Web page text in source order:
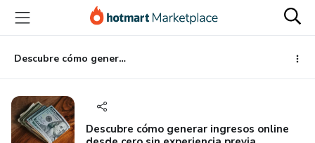
principal
página
de
página
Descubre cómo generar ingresos online desde cero sin experiencia previa
Descubre cómo generar ingresos online